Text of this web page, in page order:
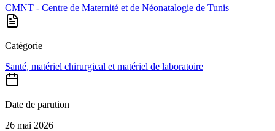
CMNT - Centre de Maternité et de Néonatalogie de Tunis
Catégorie
Santé, matériel chirurgical et matériel de laboratoire
Date de parution
26 mai 2026